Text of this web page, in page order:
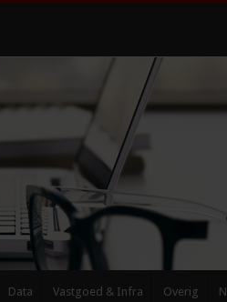
Data Vastgoed & Infra Overig